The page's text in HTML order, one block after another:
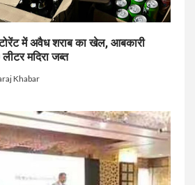
में अवैध शराब का खेल, आबकारी
मदिरा जब्त
Khabar